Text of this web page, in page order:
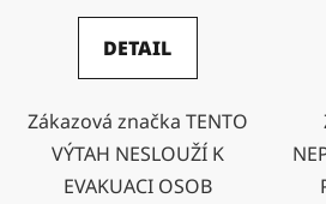
DETAIL
Zákazová značka TENTO
VÝTAH NESLOUŽÍ K
EVAKUACI OSOB